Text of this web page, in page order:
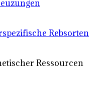
Rebsorten
Ressourcen